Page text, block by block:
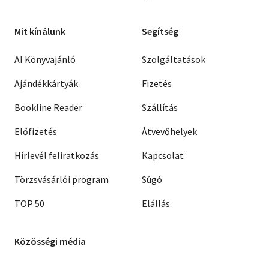
Mit kínálunk
AI Könyvajánló
Ajándékkártyák
Bookline Reader
Előfizetés
Hírlevél feliratkozás
Törzsvásárlói program
TOP 50
Segítség
Szolgáltatások
Fizetés
Szállítás
Átvevőhelyek
Kapcsolat
Súgó
Elállás
Közösségi média